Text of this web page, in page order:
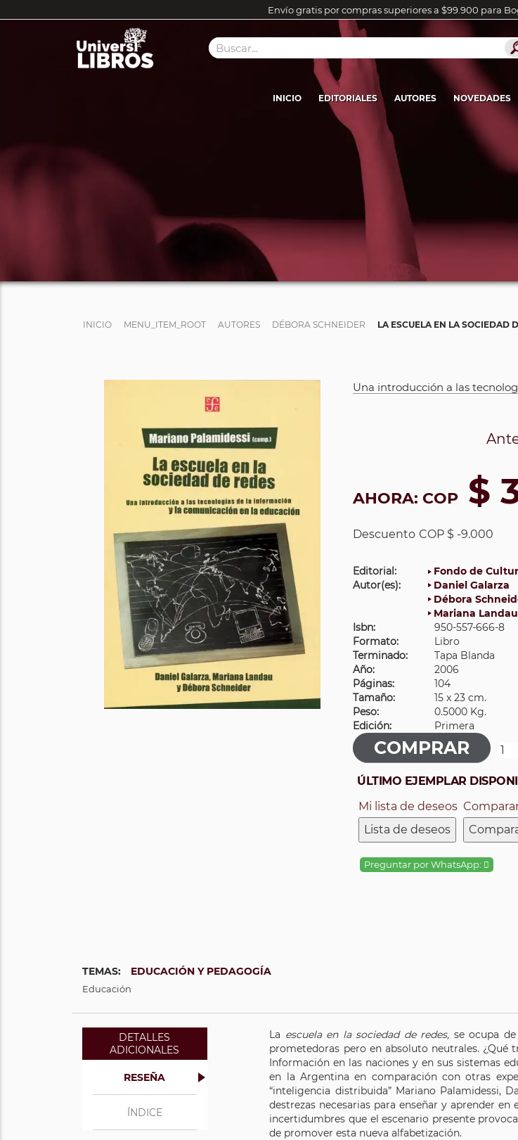
Envío gratis por compras superiores a $99.900 para
INICIO EDITORIALES AUTORES NOVEDADES
INICIO MENU_ITEM_ROOT AUTORES DÉBORA SCHNEIDER LA ESCUELA EN LA SOCIEDAD
Una introducción a las
AHORA: COP $
Descuento COP $ -9.000
Editorial:
Fondo de
Autor(es):
Daniel Galarza
Débora
Mariana Landau
Isbn:
950-557-666-8
Formato:
Libro
Terminado:
Tapa Blanda
Año:
2006
Páginas:
104
Tamaño:
15 x 23 cm.
Peso:
0.5000 Kg.
Edición:
Primera
ÚLTIMO EJEMPLAR
Mi lista de deseos
Lista de deseos
Preguntar por WhatsApp:
TEMAS: EDUCACIÓN Y PEDAGOGÍA
Educación
DETALLES
ADICIONALES
RESEÑA
ÍNDICE
La escuela en la sociedad de redes, se ocupa
prometedoras pero en absoluto neutrales. ¿Qué
Información en las naciones y en sus sistemas
en la Argentina en comparación con otras
“inteligencia distribuida” Mariano Palamidessi,
destrezas necesarias para enseñar y aprender
incertidumbres que el escenario presente
de promover esta nueva alfabetización.